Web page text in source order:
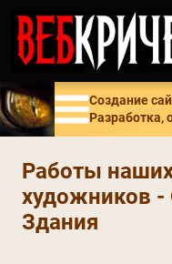
Создание
Разработка,
Работы
художников -
Здания